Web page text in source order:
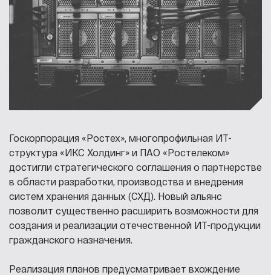
Госкорпорация «Ростех», многопрофильная ИТ-
структура «ИКС Холдинг» и ПАО «Ростелеком»
достигли стратегического соглашения о партнерстве
в области разработки, производства и внедрения
систем хранения данных (СХД). Новый альянс
позволит существенно расширить возможности для
создания и реализации отечественной ИТ-продукции
гражданского назначения.
Реализация планов предусматривает вхождение